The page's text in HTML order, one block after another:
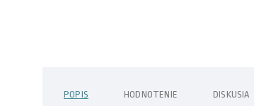
POPIS HODNOTENIE DISKUSIA